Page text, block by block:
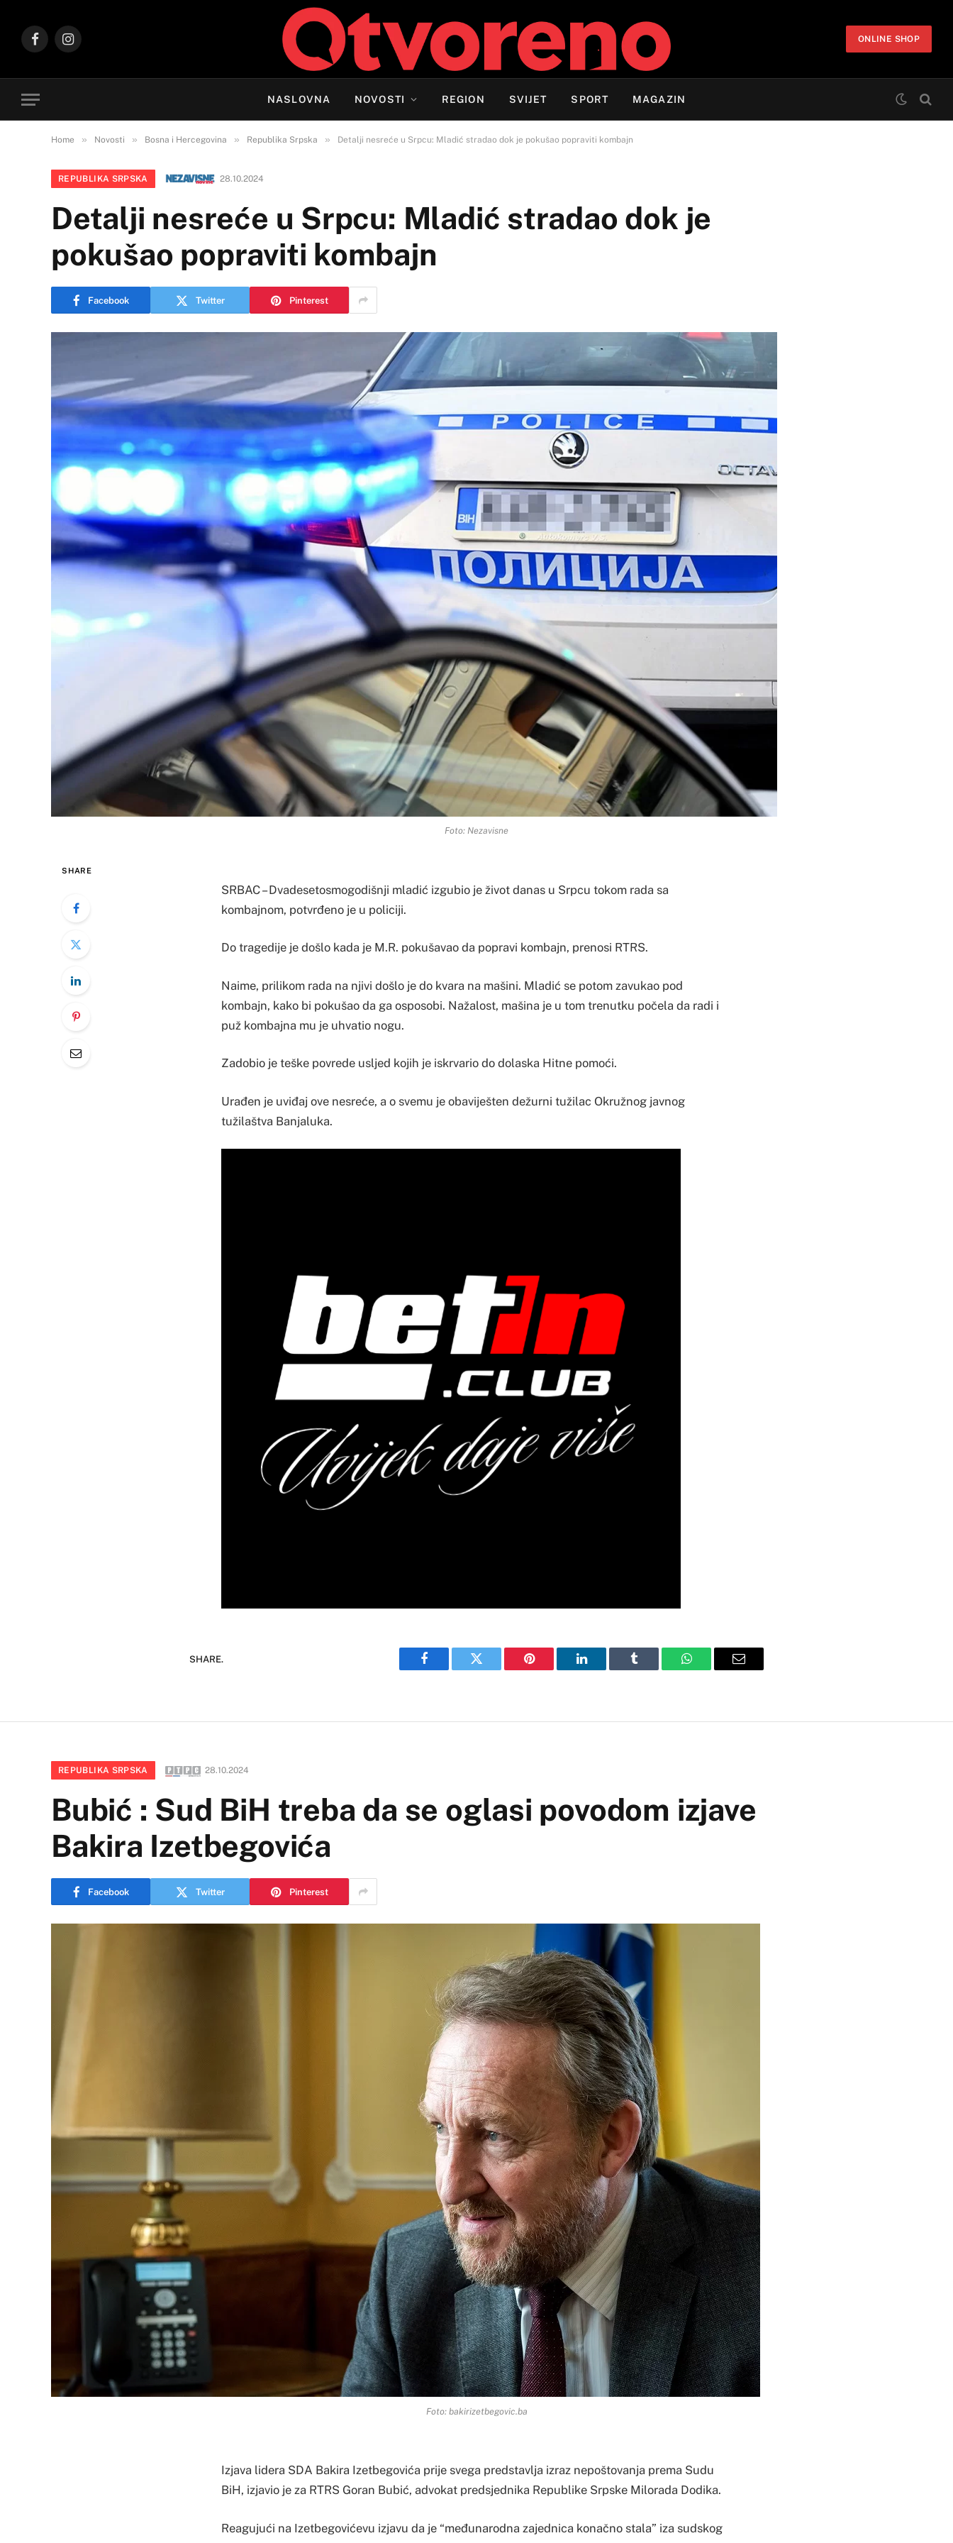
FacebookInstagram
ONLINE SHOP
NASLOVNA NOVOSTI REGION SVIJET SPORT MAGAZIN
Home » Novosti » Bosna i Hercegovina » Republika Srpska » Detalji nesreće u Srpcu: Mladić stradao dok je pokušao popraviti kombajn
REPUBLIKA SRPSKA 28.10.2024
Detalji nesreće u Srpcu: Mladić stradao dok je
pokušao popraviti kombajn
Facebook Twitter Pinterest
Foto: Nezavisne
SHARE
SRBAC – Dvadesetosmogodišnji mladić izgubio je život danas u Srpcu tokom rada sa
kombajnom, potvrđeno je u policiji.
Do tragedije je došlo kada je M.R. pokušavao da popravi kombajn, prenosi RTRS.
Naime, prilikom rada na njivi došlo je do kvara na mašini. Mladić se potom zavukao pod
kombajn, kako bi pokušao da ga osposobi. Nažalost, mašina je u tom trenutku počela da radi i
puž kombajna mu je uhvatio nogu.
Zadobio je teške povrede usljed kojih je iskrvario do dolaska Hitne pomoći.
Urađen je uviđaj ove nesreće, a o svemu je obaviješten dežurni tužilac Okružnog javnog
tužilaštva Banjaluka.
SHARE.
Facebook Twitter Pinterest LinkedIn Tumblr WhatsAppEmail
REPUBLIKA SRPSKA 28.10.2024
Bubić : Sud BiH treba da se oglasi povodom izjave
Bakira Izetbegovića
Facebook Twitter Pinterest
Foto: bakirizetbegovic.ba
Izjava lidera SDA Bakira Izetbegovića prije svega predstavlja izraz nepoštovanja prema Sudu
BiH, izjavio je za RTRS Goran Bubić, advokat predsjednika Republike Srpske Milorada Dodika.
Reagujući na Izetbegovićevu izjavu da je “međunarodna zajednica konačno stala” iza sudskog